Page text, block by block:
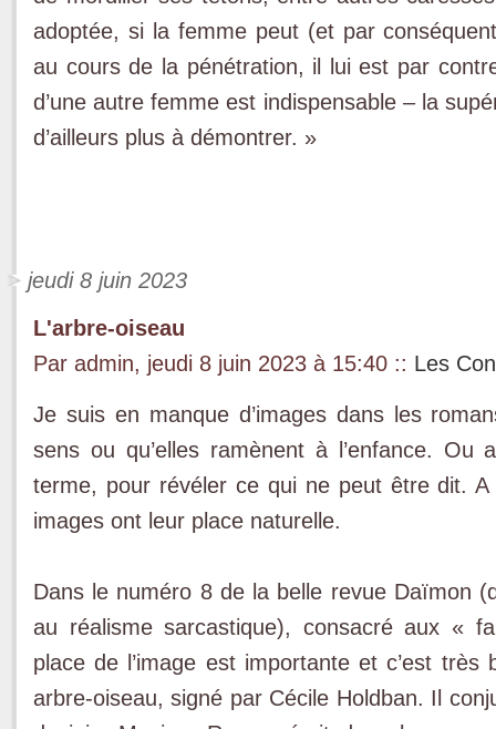
adoptée, si la femme peut (et par
au cours de la pénétration, il lui est par
d’une autre femme est indispensable – la
d’ailleurs plus à démontrer. »
jeudi 8 juin 2023
L'arbre-oiseau
Par admin, jeudi 8 juin 2023 à 15:40 :: Les
Je suis en manque d’images dans les
sens ou qu’elles ramènent à l’enfance.
terme, pour révéler ce qui ne peut être dit.
images ont leur place naturelle.
Dans le numéro 8 de la belle revue Daïmon
au réalisme sarcastique), consacré aux «
place de l’image est importante et c’est très
arbre-oiseau, signé par Cécile Holdban. Il